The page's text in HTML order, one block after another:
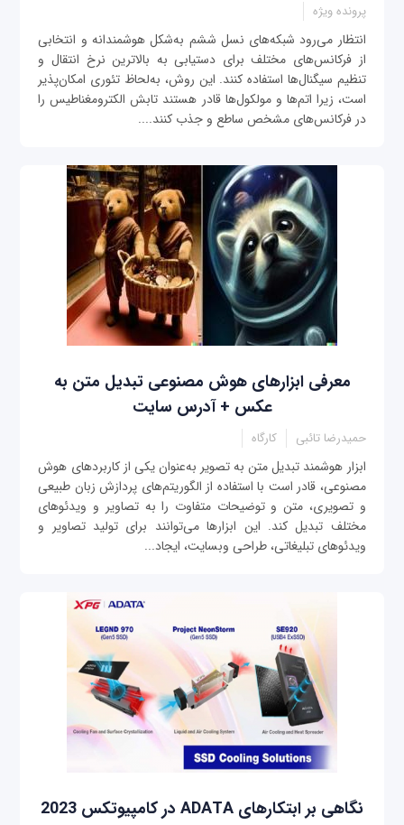
پرونده ویژه
انتظار می‌رود شبکه‌های نسل ششم به‌شکل هوشمندانه و انتخابی
از فرکانس‌های مختلف برای دستیابی به بالاترین نرخ انتقال و
تنظیم سیگنال‌ها استفاده کنند. این روش، به‌لحاظ تئوری امکان‌پذیر
است، زیرا اتم‌ها و مولکول‌ها قادر هستند تابش الکترومغناطیس را
در فرکانس‌های مشخص ساطع و جذب کنند....
معرفی ابزارهای هوش مصنوعی تبدیل متن به
عکس + آدرس سایت
حمیدرضا تائبی کارگاه
ابزار هوشمند تبدیل متن به تصویر به‌عنوان یکی از کاربردهای هوش
مصنوعی، قادر است با استفاده از الگوریتم‌های پردازش زبان طبیعی
و تصویری، متن و توضیحات متفاوت را به تصاویر و ویدئوهای
مختلف تبدیل کند. این ابزارها می‌توانند برای تولید تصاویر و
ویدئوهای تبلیغاتی، طراحی وبسایت، ایجاد...
نگاهی بر ابتکارهای ADATA در کامپیوتکس 2023